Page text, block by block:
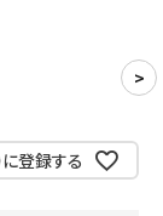
登録する